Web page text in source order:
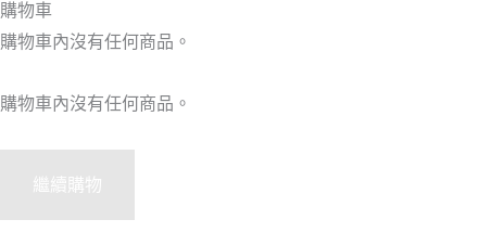
購物車
購物車內沒有任何商品。
購物車內沒有任何商品。
繼續購物